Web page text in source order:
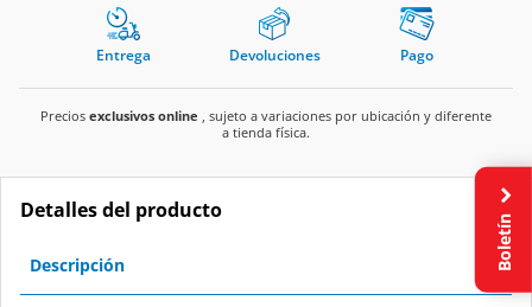
Entrega Devoluciones Pago
Precios exclusivos online , sujeto a variaciones por ubicación y diferente
a tienda física.
Detalles del producto
Descripción Boletín